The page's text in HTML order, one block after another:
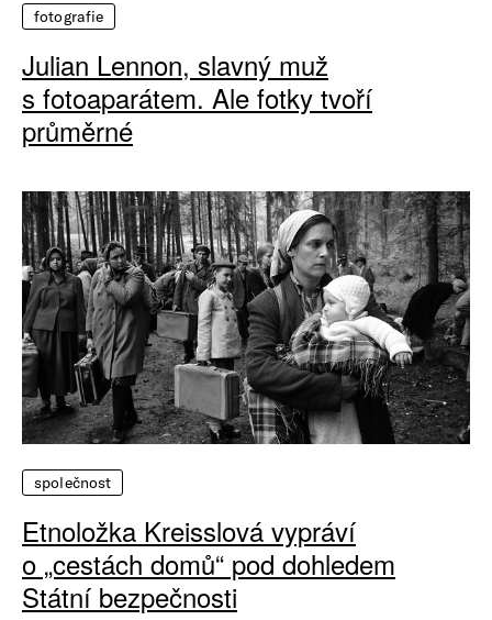
fotografie
Julian Lennon, slavný muž
s fotoaparátem. Ale fotky tvoří
průměrné
společnost
Etnoložka Kreisslová vypráví
o „cestách domů“ pod dohledem
Státní bezpečnosti